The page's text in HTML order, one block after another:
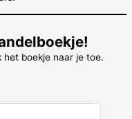
het boekje naar je toe.